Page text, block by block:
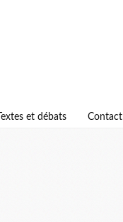
Textes et débats Contact